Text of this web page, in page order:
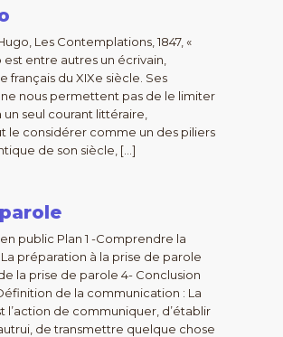
Les Contemplations, 1847, «
entre autres un écrivain,
français du XIXe siècle. Ses
nous permettent pas de le limiter
seul courant littéraire,
le considérer comme un des piliers
de son siècle, […]
public Plan 1 -Comprendre la
préparation à la prise de parole
la prise de parole 4- Conclusion
de la communication : La
l’action de communiquer, d’établir
de transmettre quelque chose